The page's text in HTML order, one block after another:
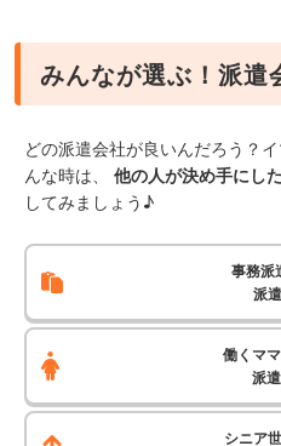
みんなが選ぶ！派遣
どの派遣会社が良いんだろう？
んな時は、 他の人が決め手にし
してみましょう♪
事務派
派
働くマ
派
シニア